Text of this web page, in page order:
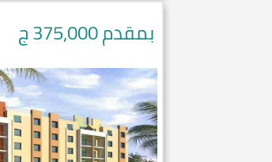
بمقدم 375,000 ج